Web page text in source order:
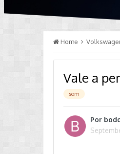
Home
Vale a
som
Por